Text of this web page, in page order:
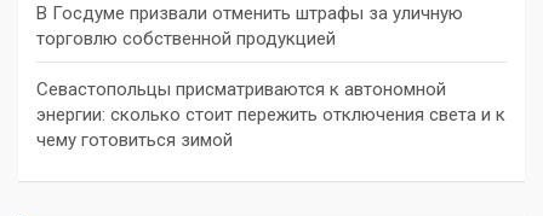
В Госдуме призвали отменить штрафы за уличную
торговлю собственной продукцией
Севастопольцы присматриваются к автономной
энергии: сколько стоит пережить отключения света и к
чему готовиться зимой